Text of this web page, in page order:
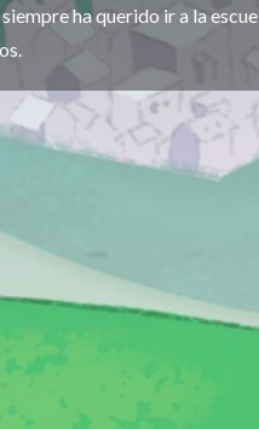
ha querido ir a la